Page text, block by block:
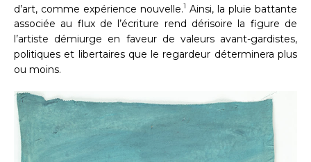
d’art, comme expérience nouvelle.1 Ainsi, la pluie battante
associée au flux de l’écriture rend dérisoire la figure de
l’artiste démiurge en faveur de valeurs avant-gardistes,
politiques et libertaires que le regardeur déterminera plus
ou moins.